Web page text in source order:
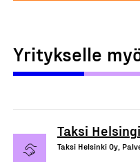
Yritykselle
Taksi
Taksi Helsinki Oy,